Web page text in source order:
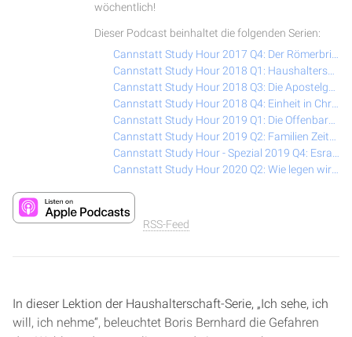
wöchentlich!
Dieser Podcast beinhaltet die folgenden Serien:
RSS-Feed
In dieser Lektion der Haushalterschaft-Serie, „Ich sehe, ich
will, ich nehme“, beleuchtet Boris Bernhard die Gefahren